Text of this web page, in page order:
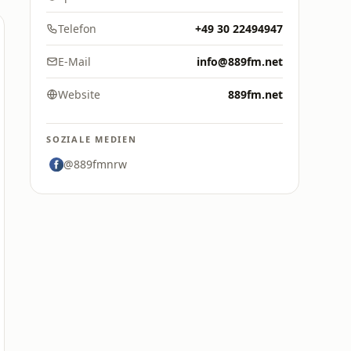
Telefon +49 30 22494947
E-Mail info@889fm.net
Website 889fm.net
SOZIALE MEDIEN
@889fmnrw